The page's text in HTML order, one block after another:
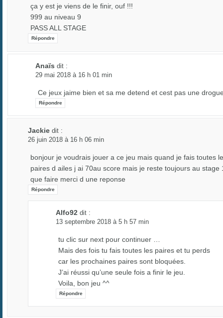
ça y est je viens de le finir, ouf !!!
999 au niveau 9
PASS ALL STAGE
Répondre
Anaïs dit :
29 mai 2018 à 16 h 01 min
Ce jeux jaime bien et sa me detend et cest pas une
Répondre
Jackie dit :
26 juin 2018 à 16 h 06 min
bonjour je voudrais jouer a ce jeu mais quand je fais toutes
paires d ailes j ai 70au score mais je reste toujours au stage
que faire merci d une reponse
Répondre
Alfo92 dit :
13 septembre 2018 à 5 h 57 min
tu clic sur next pour continuer …
Mais des fois tu fais toutes les paires et tu perds
car les prochaines paires sont bloquées.
J’ai réussi qu’une seule fois a finir le jeu.
Voila, bon jeu ^^
Répondre